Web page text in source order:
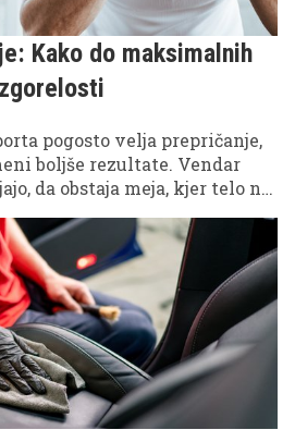
Kako do maksimalnih
pogosto velja prepričanje,
boljše rezultate. Vendar
da obstaja meja, kjer telo ne